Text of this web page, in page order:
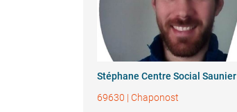
Stéphane Centre Social Saunier
69630 | Chaponost